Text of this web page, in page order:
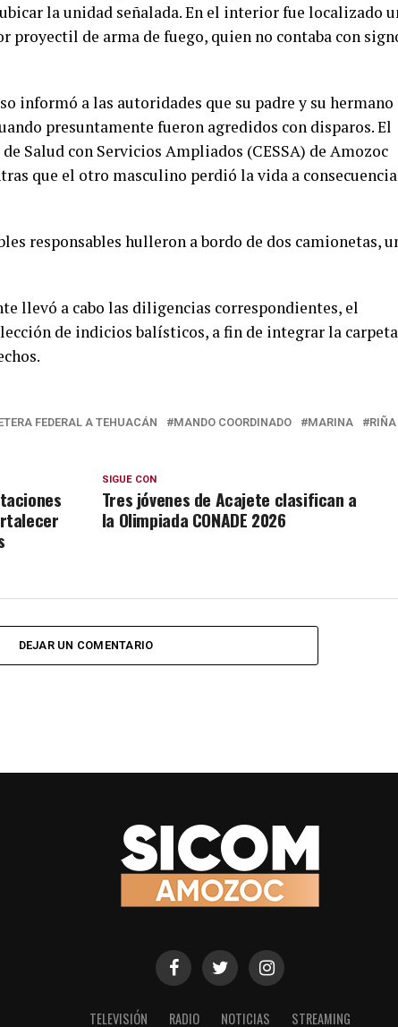
la unidad señalada. En el interior fue localizado
proyectil de arma de fuego, quien no contaba con
informó a las autoridades que su padre y su hermano
presuntamente fueron agredidos con disparos. El
Salud con Servicios Ampliados (CESSA) de Amozoc
que el otro masculino perdió la vida a consecuencia
responsables hulleron a bordo de dos camionetas,
llevó a cabo las diligencias correspondientes, el
de indicios balísticos, a fin de integrar la carpeta
FEDERAL A TEHUACÁN MANDO COORDINADO MARINA
RIÑA
SIGUE CON
Tres jóvenes de Acajete clasifican a
la Olimpiada CONADE 2026
DEJAR UN COMENTARIO
TELEVISIÓN RADIO NOTICIAS STREAMING